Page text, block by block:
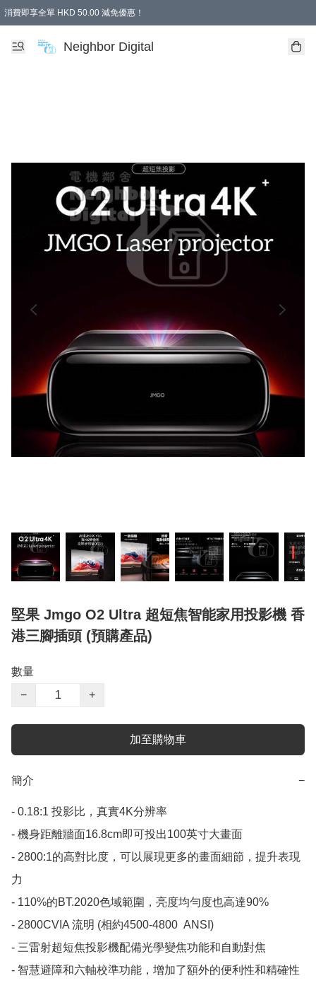
消費即享全單 HKD 50.00 減免優惠！
Neighbor Digital
堅果 Jmgo O2 Ultra 超短焦智能家用投影機 香
港三腳插頭 (預購產品)
數量
−
+
加至購物車
簡介 −
- 0.18:1 投影比，真實4K分辨率
- 機身距離牆面16.8cm即可投出100英寸大畫面
- 2800:1的高對比度，可以展現更多的畫面細節，提升表現
力
- 110%的BT.2020色域範圍，亮度均勻度也高達90%
- 2800CVIA 流明 (相約4500-4800  ANSI)
- 三雷射超短焦投影機配備光學變焦功能和自動對焦
- 智慧避障和六軸校準功能，增加了額外的便利性和精確性